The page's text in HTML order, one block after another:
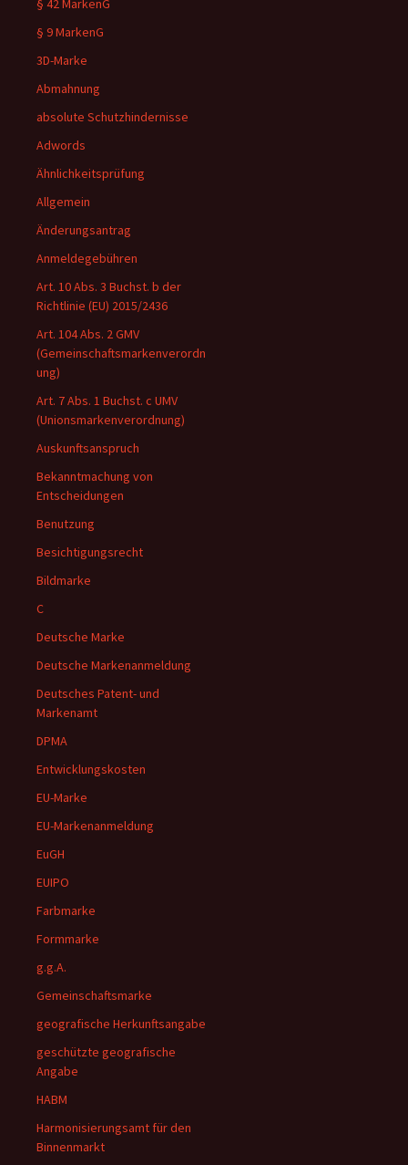
§ 42 MarkenG
§ 9 MarkenG
3D-Marke
Abmahnung
absolute Schutzhindernisse
Adwords
Ähnlichkeitsprüfung
Allgemein
Änderungsantrag
Anmeldegebühren
Art. 10 Abs. 3 Buchst. b der
Richtlinie (EU) 2015/2436
Art. 104 Abs. 2 GMV
(Gemeinschaftsmarkenverordn
ung)
Art. 7 Abs. 1 Buchst. c UMV
(Unionsmarkenverordnung)
Auskunftsanspruch
Bekanntmachung von
Entscheidungen
Benutzung
Besichtigungsrecht
Bildmarke
C
Deutsche Marke
Deutsche Markenanmeldung
Deutsches Patent- und
Markenamt
DPMA
Entwicklungskosten
EU-Marke
EU-Markenanmeldung
EuGH
EUIPO
Farbmarke
Formmarke
g.g.A.
Gemeinschaftsmarke
geografische Herkunftsangabe
geschützte geografische
Angabe
HABM
Harmonisierungsamt für den
Binnenmarkt